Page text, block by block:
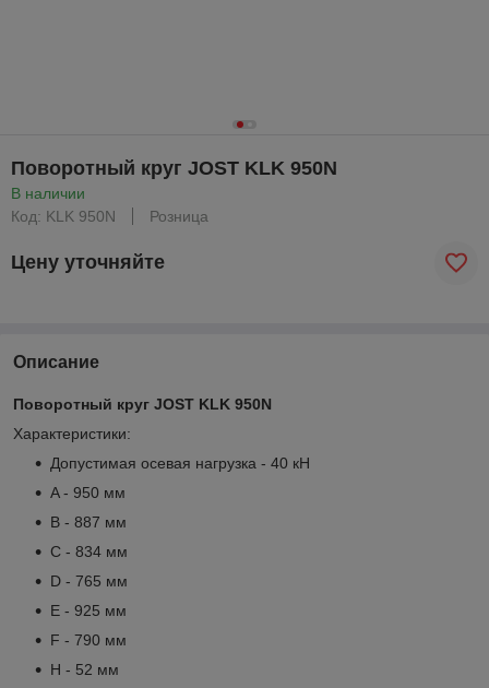
Поворотный круг JOST KLK 950N
В наличии
Код: KLK 950N
Розница
Цену уточняйте
Описание
Поворотный круг JOST KLK 950N
Характеристики:
Допустимая осевая нагрузка - 40 кН
A - 950 мм
B - 887 мм
C - 834 мм
D - 765 мм
E - 925 мм
F - 790 мм
H - 52 мм